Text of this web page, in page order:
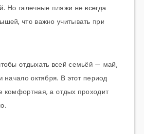
Но галечные пляжи не всегда
что важно учитывать при
отдыхать всей семьёй — май,
начало октября. В этот период
комфортная, а отдых проходит